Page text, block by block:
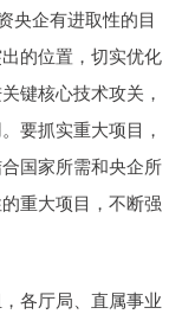
央企有进取性的目
的位置，切实优化
键核心技术攻关，
要抓实重大项目，
国家所需和央企所
重大项目，不断强
各厅局、直属事业